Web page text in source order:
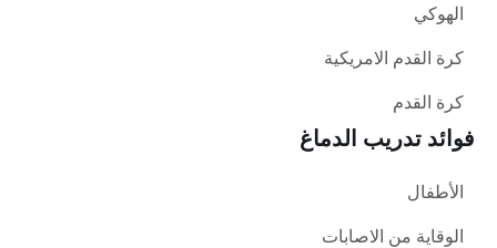
الهوكي
كرة القدم الامريكية
كرة القدم
فوائد تدريب الدماغ
الأطفال
الوقاية من الاصابات